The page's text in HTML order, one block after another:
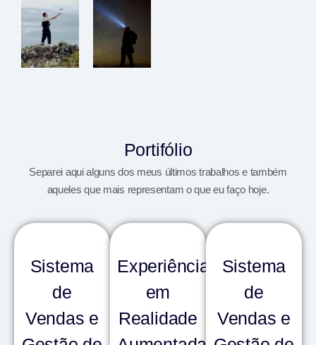
Portifólio
Separei aqui alguns dos meus últimos trabalhos e também
aqueles que mais representam o que eu faço hoje.
Sistema
de
Vendas e
Experiência
em
Realidade
Sistema
de
Vendas e